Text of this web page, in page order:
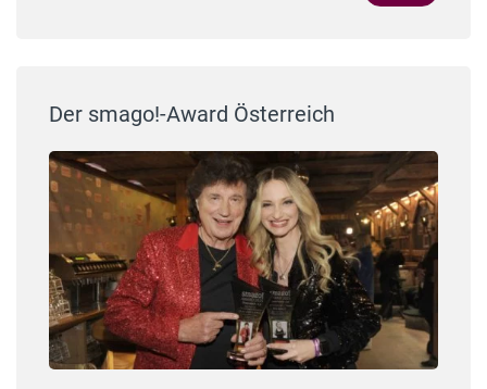
Der smago!-Award Österreich